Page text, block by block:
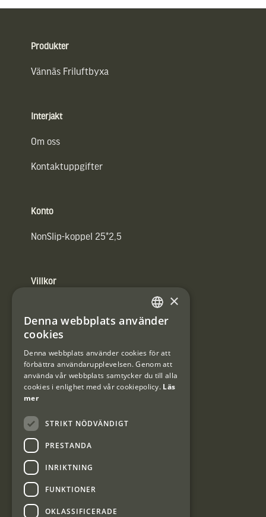
Produkter
Vännäs Friluftbyxa
Interjakt
Om oss
Kontaktuppgifter
Konto
NonSlip-koppel 25*2,5
Villkor
Användarvillkor
#Interjaktfamily
Kundklubb
Information om kundklubben.
Interjakt SE
SWEDISH
×
Denna webbplats använder
cookies
Denna webbplats använder cookies för att
förbättra användarupplevelsen. Genom att
använda vår webbplats samtycker du till alla
cookies i enlighet med vår cookiepolicy. Läs
mer
STRIKT NÖDVÄNDIGT
PRESTANDA
INRIKTNING
FUNKTIONER
OKLASSIFICERADE